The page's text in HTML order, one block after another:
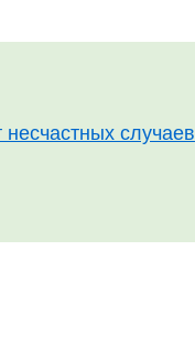
случаев